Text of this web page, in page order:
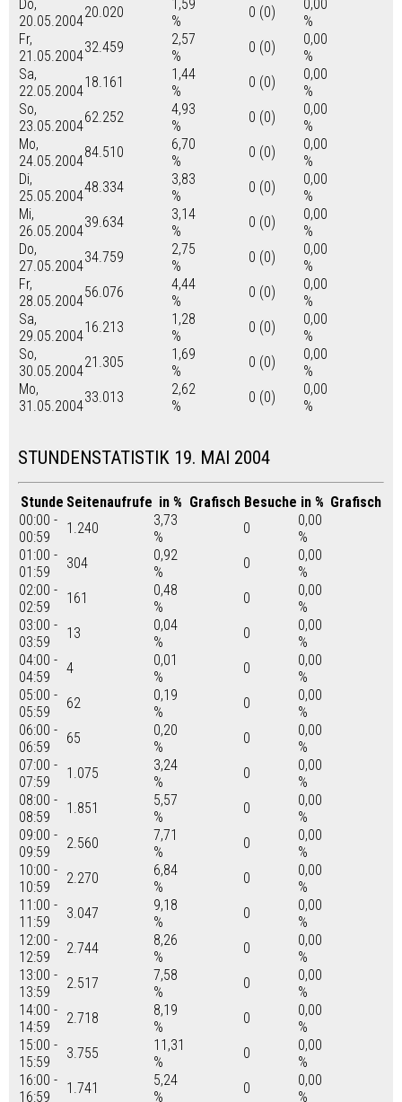
Do,
20.05.2004
20.020
1,59
%
0 (0)
0,00
%
Fr,
21.05.2004
32.459
2,57
%
0 (0)
0,00
%
Sa,
22.05.2004
18.161
1,44
%
0 (0)
0,00
%
So,
23.05.2004
62.252
4,93
%
0 (0)
0,00
%
Mo,
24.05.2004
84.510
6,70
%
0 (0)
0,00
%
Di,
25.05.2004
48.334
3,83
%
0 (0)
0,00
%
Mi,
26.05.2004
39.634
3,14
%
0 (0)
0,00
%
Do,
27.05.2004
34.759
2,75
%
0 (0)
0,00
%
Fr,
28.05.2004
56.076
4,44
%
0 (0)
0,00
%
Sa,
29.05.2004
16.213
1,28
%
0 (0)
0,00
%
So,
30.05.2004
21.305
1,69
%
0 (0)
0,00
%
Mo,
31.05.2004
33.013
2,62
%
0 (0)
0,00
%
STUNDENSTATISTIK 19. MAI 2004
Stunde Seitenaufrufe in % Grafisch Besuche in % Grafisch
00:00 -
00:59
1.240
3,73
%
0
0,00
%
01:00 -
01:59
304
0,92
%
0
0,00
%
02:00 -
02:59
161
0,48
%
0
0,00
%
03:00 -
03:59
13
0,04
%
0
0,00
%
04:00 -
04:59
4
0,01
%
0
0,00
%
05:00 -
05:59
62
0,19
%
0
0,00
%
06:00 -
06:59
65
0,20
%
0
0,00
%
07:00 -
07:59
1.075
3,24
%
0
0,00
%
08:00 -
08:59
1.851
5,57
%
0
0,00
%
09:00 -
09:59
2.560
7,71
%
0
0,00
%
10:00 -
10:59
2.270
6,84
%
0
0,00
%
11:00 -
11:59
3.047
9,18
%
0
0,00
%
12:00 -
12:59
2.744
8,26
%
0
0,00
%
13:00 -
13:59
2.517
7,58
%
0
0,00
%
14:00 -
14:59
2.718
8,19
%
0
0,00
%
15:00 -
15:59
3.755
11,31
%
0
0,00
%
16:00 -
16:59
1.741
5,24
%
0
0,00
%